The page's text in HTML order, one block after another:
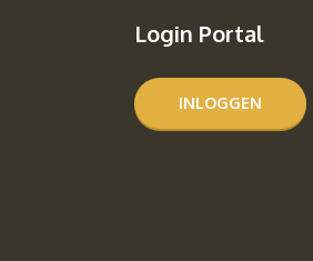
Login Portal
INLOGGEN